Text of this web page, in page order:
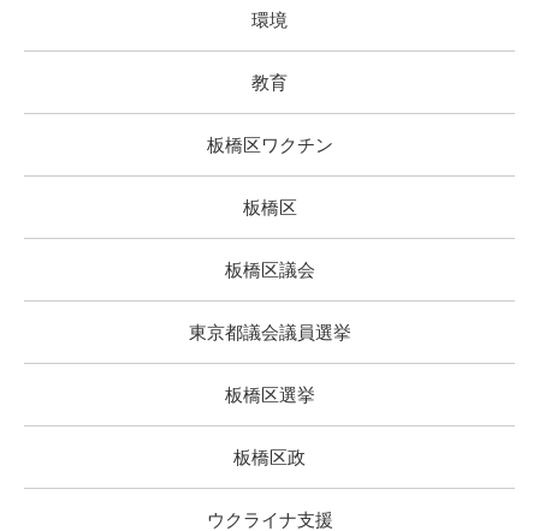
環境
教育
板橋区ワクチン
板橋区
板橋区議会
東京都議会議員選挙
板橋区選挙
板橋区政
ウクライナ支援